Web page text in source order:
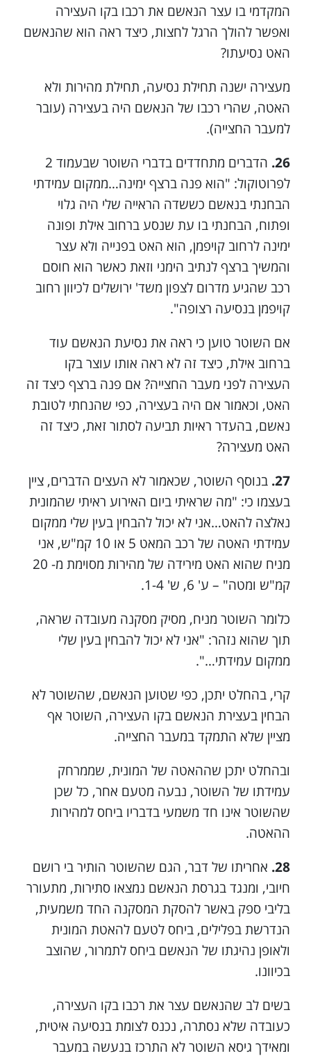
המקדמי בו עצר הנאשם את רכבו בקו העצירה
ואפשר להולך הרגל לחצות, כיצד ראה הוא שהנאשם
האט נסיעתו?
מעצירה ישנה תחילת נסיעה, תחילת מהירות ולא
האטה, שהרי רכבו של הנאשם היה בעצירה (עובר
למעבר החצייה).
26.
הדברים מתחדדים בדברי השוטר שבעמוד 2
לפרוטוקול: "הוא פנה ברצף ימינה…ממקום עמידתי
הבחנתי בנאשם כששדה הראייה שלי היה גלוי
ופתוח, הבחנתי בו עת שנסע ברחוב אילת ופונה
ימינה לרחוב קויפמן, הוא האט בפנייה ולא עצר
והמשיך ברצף לנתיב הימני וזאת כאשר הוא חוסם
רכב שהגיע מדרום לצפון משד' ירושלים לכיוון רחוב
קויפמן בנסיעה רצופה".
אם השוטר טוען כי ראה את נסיעת הנאשם עוד
ברחוב אילת, כיצד זה לא ראה אותו עוצר בקו
העצירה לפני מעבר החצייה? אם פנה ברצף כיצד זה
האט, וכאמור אם היה בעצירה, כפי שהנחתי לטובת
נאשם, בהעדר ראיות תביעה לסתור זאת, כיצד זה
האט מעצירה?
27. בנוסף השוטר, שכאמור לא העצים הדברים, ציין
בעצמו כי: "מה שראיתי ביום האירוע ראיתי שהמונית
נאלצה להאט…אני לא יכול להבחין בעין שלי ממקום
עמידתי האטה של רכב המאט 5 או 10 קמ"ש, אני
מניח שהוא האט מירידה של מהירות מסוימת מ- 20
קמ"ש ומטה" – ע' 6, ש' 1-4.
כלומר השוטר מניח, מסיק מסקנה מעובדה שראה,
תוך שהוא נזהר: "אני לא יכול להבחין בעין שלי
ממקום עמידתי…".
קרי, בהחלט יתכן, כפי שטוען הנאשם, שהשוטר לא
הבחין בעצירת הנאשם בקו העצירה, השוטר אף
מציין שלא התמקד במעבר החצייה.
ובהחלט יתכן שההאטה של המונית, שממרחק
עמידתו של השוטר, נבעה מטעם אחר, כל שכן
שהשוטר אינו חד משמעי בדבריו ביחס למהירות
ההאטה.
28. אחריתו של דבר, הגם שהשוטר הותיר בי רושם
חיובי, ומנגד בגרסת הנאשם נמצאו סתירות, מתעורר
בליבי ספק באשר להסקת המסקנה החד משמעית,
הנדרשת בפלילים, ביחס לטעם להאטת המונית
ולאופן נהיגתו של הנאשם ביחס לתמרור, שהוצב
בכיוונו.
בשים לב שהנאשם עצר את רכבו בקו העצירה,
כעובדה שלא נסתרה, נכנס לצומת בנסיעה איטית,
ומאידך גיסא השוטר לא התרכז בנעשה במעבר